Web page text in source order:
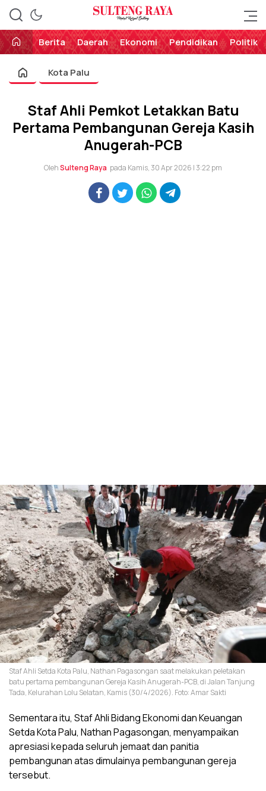
Sulteng Raya
Perekat Rakyat Sulteng
Berita
Daerah Ekonomi Pendidikan Politik
Kota Palu
Staf Ahli Pemkot Letakkan Batu
Pertama Pembangunan Gereja Kasih
Anugerah-PCB
OlehSulteng Raya pada Kamis, 30 Apr 2026 | 3:22 pm
Staf Ahli Setda Kota Palu, Nathan Pagasongan saat melakukan peletakan
batu pertama pembangunan Gereja Kasih Anugerah-PCB, di Jalan Tanjung
Tada, Kelurahan Lolu Selatan, Kamis (30/4/2026). Foto: Amar Sakti
Sementara itu, Staf Ahli Bidang Ekonomi dan Keuangan
Setda Kota Palu, Nathan Pagasongan, menyampaikan
apresiasi kepada seluruh jemaat dan panitia
pembangunan atas dimulainya pembangunan gereja
tersebut.